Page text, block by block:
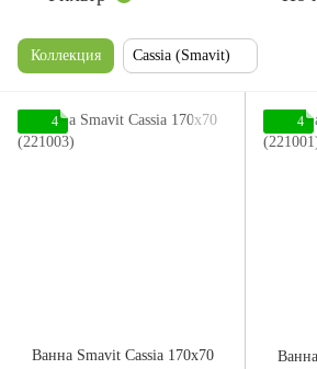
Коллекция Cassia (Smavit)
4
Ванна Smavit Cassia 170x70
4